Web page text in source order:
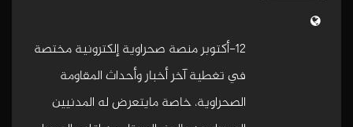
12-أكتوبر منصة صحراوية إلكترونية مختصة
في تغطية آخر أخبار وأحداث المقاومة
الصحراوية، خاصة مايتعرض له المدنيين